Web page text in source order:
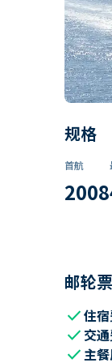
规格
首航
2008
邮轮
check住
check 交
check主